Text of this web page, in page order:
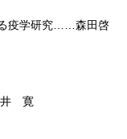
疫学研究……森田啓
井 寛